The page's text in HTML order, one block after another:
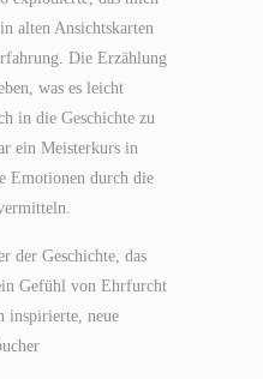
alten Ansichtskarten
Die Erzählung
was es leicht
in die Geschichte zu
ein Meisterkurs in
Emotionen durch die
der Geschichte, das
Gefühl von Ehrfurcht
inspirierte, neue